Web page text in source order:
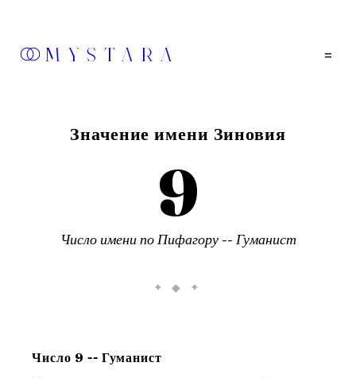
MYSTARA =
Значение имени Зиновия
9
Число имени по Пифагору -- Гуманист
✦ ◆ ✦
Число 9 -- Гуманист